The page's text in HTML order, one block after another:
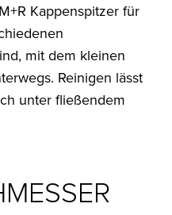
Kappenspitzer für
mit dem kleinen
Reinigen lässt
unter fließendem